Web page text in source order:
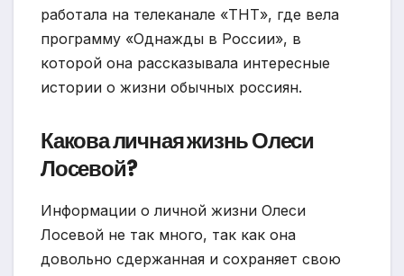
работала на телеканале «ТНТ», где вела
программу «Однажды в России», в
которой она рассказывала интересные
истории о жизни обычных россиян.
Какова личная жизнь Олеси
Лосевой?
Информации о личной жизни Олеси
Лосевой не так много, так как она
довольно сдержанная и сохраняет свою